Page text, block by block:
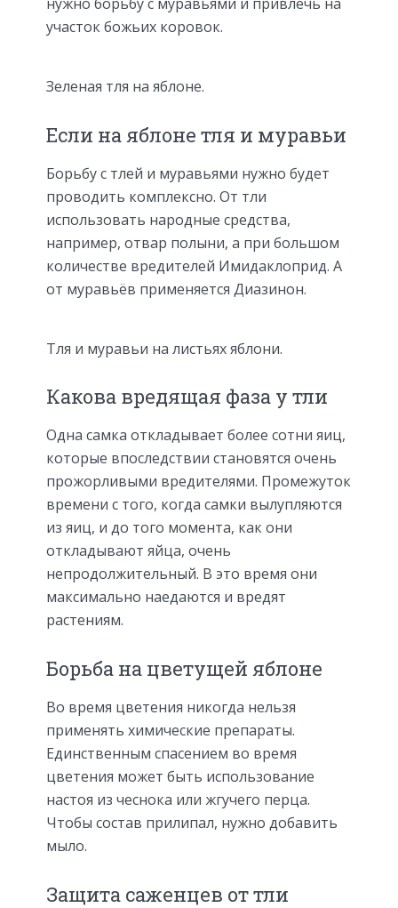
участок божьих коровок.
Зеленая тля на яблоне.
Если на яблоне тля и муравьи
Борьбу с тлей и муравьями нужно будет
проводить комплексно. От тли
использовать народные средства,
например, отвар полыни, а при большом
количестве вредителей Имидаклоприд. А
от муравьёв применяется Диазинон.
Тля и муравьи на листьях яблони.
Какова вредящая фаза у тли
Одна самка откладывает более сотни яиц,
которые впоследствии становятся очень
прожорливыми вредителями. Промежуток
времени с того, когда самки вылупляются
из яиц, и до того момента, как они
откладывают яйца, очень
непродолжительный. В это время они
максимально наедаются и вредят
растениям.
Борьба на цветущей яблоне
Во время цветения никогда нельзя
применять химические препараты.
Единственным спасением во время
цветения может быть использование
настоя из чеснока или жгучего перца.
Чтобы состав прилипал, нужно добавить
мыло.
Защита саженцев от тли